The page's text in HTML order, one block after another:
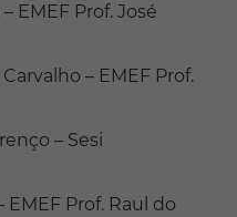
EMEF Prof. José
– EMEF Prof.
– Sesi
EMEF Prof. Raul do